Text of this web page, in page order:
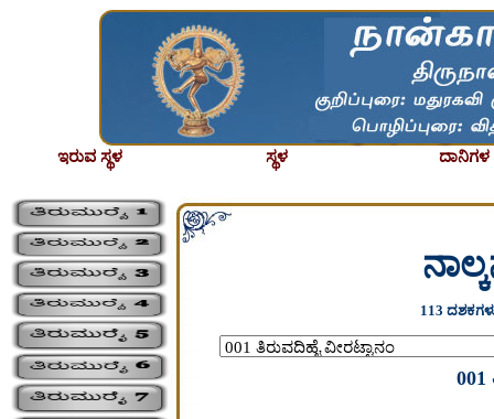
ಇರುವ ಸ್ಥಳ ಸ್ಥಳ ದಾನಿಗಳ
113
001